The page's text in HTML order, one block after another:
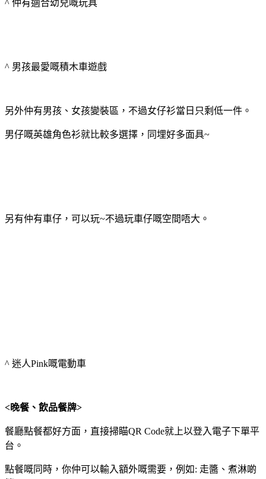
^ 仲有適合幼兒嘅玩具
^ 男孩最愛嘅積木車遊戲
另外仲有男孩、女孩變裝區，不過女仔衫當日只剩低一件。
男仔嘅英雄角色衫就比較多選擇，同埋好多面具~
另有仲有車仔，可以玩~不過玩車仔嘅空間唔大。
^ 迷人Pink嘅電動車
<晚餐、飲品餐牌>
餐廳點餐都好方面，直接掃瞄QR Code就上以登入電子下單平
台。
點餐嘅同時，你仲可以輸入額外嘅需要，例如: 走醬、煮淋啲